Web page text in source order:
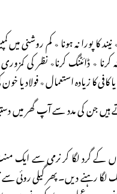
کا پورا نہ ہونا ٭ کم روشنی میں
٭ ڈائٹنگ کرنا٭ نظر کی
کا زیادہ استعمال ٭ فولاد یا خون
جن کی مدد سے آپ گھر میں
کے گرد لگا کر نرمی سے
لگا رہنے دیں۔ پھر گیلی